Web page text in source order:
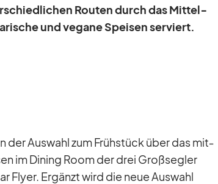
Rou­ten durch das Mit­tel­
und ve­gane Spei­sen ser­viert.
Aus­wahl zum Früh­stück über das mit­
im Di­ning Room der drei Groß­seg­ler
Flyer. Er­gänzt wird die neue Aus­wahl